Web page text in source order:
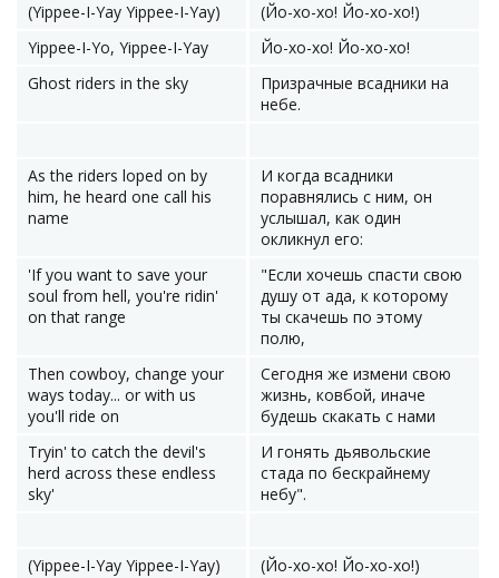
(Yippee-I-Yay Yippee-I-Yay)
(Йо-хо-хо! Йо-хо-хо!)
Yippee-I-Yo, Yippee-I-Yay
Йо-хо-хо! Йо-хо-хо!
Ghost riders in the sky
Призрачные всадники на
небе.
As the riders loped on by
him, he heard one call his
name
И когда всадники
поравнялись с ним, он
услышал, как один
окликнул его:
'If you want to save your
soul from hell, you're ridin'
on that range
"Если хочешь спасти свою
душу от ада, к которому
ты скачешь по этому
полю,
Then cowboy, change your
ways today... or with us
you'll ride on
Сегодня же измени свою
жизнь, ковбой, иначе
будешь скакать с нами
Tryin' to catch the devil's
herd across these endless
sky'
И гонять дьявольские
стада по бескрайнему
небу".
(Yippee-I-Yay Yippee-I-Yay) (Йо-хо-хо! Йо-хо-хо!)